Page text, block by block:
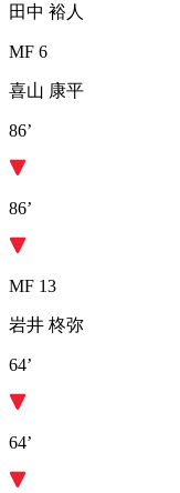
田中 裕人
MF 6
喜山 康平
86’
86’
MF 13
岩井 柊弥
64’
64’